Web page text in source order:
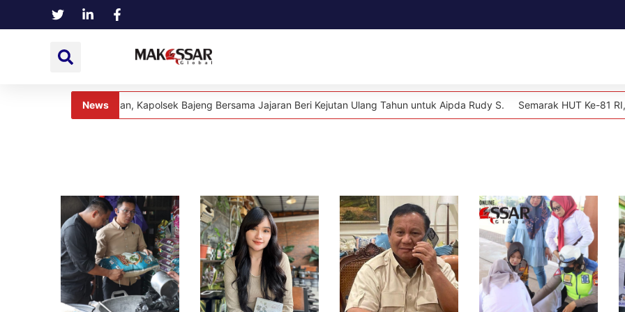
News
Kapolsek Bajeng Bersama Jajaran Beri Kejutan Ulang Tahun untuk Aipda Rudy S. Semarak HUT Ke-81 RI, Desa